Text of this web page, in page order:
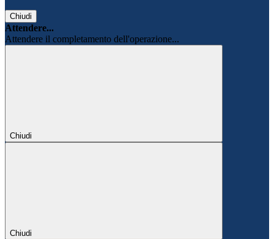
Chiudi
Attendere...
Attendere il completamento dell'operazione...
Chiudi
Chiudi